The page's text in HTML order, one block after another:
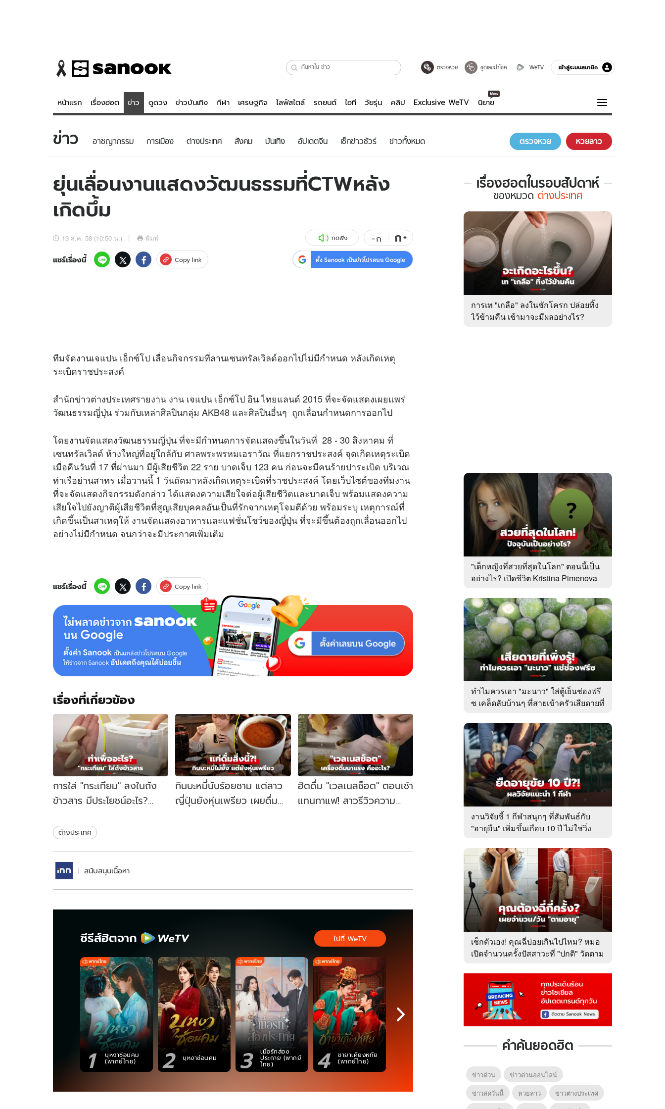
ตรวจหวย ขูดเลขนำโชค WeTV เข้าสู่ระบบสมาชิก
หน้าแรก เรื่องฮอต ข่าว ดูดวง ข่าวบันเทิง กีฬา เศรษฐกิจ ไลฟ์สไตล์ รถยนต์ ไอที วัยรุ่น คลิป Exclusive WeTV นิยาย
ข่าว
ข่าวบันเทิง
ข่าวกีฬา
ข่าวเศรษฐกิจ
อัปเดตจีน
เช็กข่าวชัวร์
ดูดวง - ตรวจหวย
สถิติหวยไทย
ไลฟ์สไตล์
ผู้ชาย
วัยรุ่น
สุขภาพ
เที่ยว-กิน
Tasteful Thailand
บันเทิงครบรส
ดูทีวี
WeTV
Exclusive WeTV
ความรู้รอบตัว
ฮาวทู
สงวนลิขสิทธิ์ © 2569 บริษัท อิมเมจ ฟิวเจอร์ (ประเทศไทย) จำกัด
ข่าว อาชญากรรม การเมือง ต่างประเทศ สังคม บันเทิง อัปเดตจีน เช็กข่าวชัวร์ ข่าวทั้งหมด ตรวจหวย หวยลาว
ยุ่นเลื่อนงานแสดงวัฒนธรรมที่CTWหลัง
เกิดบึ้ม
19 ส.ค. 58 (10:50 น.) พิมพ์ กดฟัง -ก ก+
แชร์เรื่องนี้ Copy link ตั้ง Sanook เป็นข่าวโปรดบน Google
ทีมจัดงานเจแปน เอ็กซ์โป เลื่อนกิจกรรมที่ลานเซนทรัลเวิลด์ออกไปไม่มีกำหนด หลังเกิดเหตุ
ระเบิดราชประสงค์
สำนักข่าวต่างประเทศรายงาน งาน เจแปน เอ็กซ์โป อิน ไทยแลนด์ 2015 ที่จะจัดแสดงเผยแพร่
วัฒนธรรมญี่ปุ่น ร่วมกับเหล่าศิลปินกลุ่ม AKB48 และศิลปินอื่นๆ ถูกเลื่อนกำหนดการออกไป
โดยงานจัดแสดงวัฒนธรรมญี่ปุ่น ที่จะมีกำหนดการจัดแสดงขึ้นในวันที่ 28 - 30 สิงหาคม ที่
เซนทรัลเวิลด์ ห้างใหญ่ที่อยู่ใกล้กับ ศาลพระพรหมเอราวัณ ที่แยกราชประสงค์ จุดเกิดเหตุระเบิด
เมื่อคืนวันที่ 17 ที่ผ่านมา มีผู้เสียชีวิต 22 ราย บาดเจ็บ 123 คน ก่อนจะมีคนร้ายปาระเบิด บริเวณ
ท่าเรือย่านสาทร เมื่อวานนี้ 1 วันถัดมาหลังเกิดเหตุระเบิดที่ราชประสงค์ โดยเว็บไซต์ของทีมงาน
ที่จะจัดแสดงกิจกรรมดังกล่าว ได้แสดงความเสียใจต่อผู้เสียชีวิตและบาดเจ็บ พร้อมแสดงความ
เสียใจไปยังญาติผู้เสียชีวิตที่สูญเสียบุคคลอันเป็นที่รักจากเหตุโจมตีด้วย พร้อมระบุ เหตุการณ์ที่
เกิดขึ้นเป็นสาเหตุให้ งานจัดแสดงอาหารและแฟชั่นโชว์ของญี่ปุ่น ที่จะมีขึ้นต้องถูกเลื่อนออกไป
อย่างไม่มีกำหนด จนกว่าจะมีประกาศเพิ่มเติม
แชร์เรื่องนี้ Copy link
เรื่องที่เกี่ยวข้อง
การใส่ "กระเทียม" ลงในถัง
ข้าวสาร มีประโยชน์อะไร?
ทำ!
กินบะหมี่นับร้อยชาม แต่สาว
ญี่ปุ่นยังหุ่นเพรียว เผยดื่ม
ฮิตดื่ม "เวลเนสช็อต" ตอนเช้า
แทนกาแฟ! สาวรีวิวความ
ต่างประเทศ
สนับสนุนเนื้อหา
ซีรีส์ฮิตจาก
1 บุหงาซ่อนคม
(พากย์ไทย) 2 บุหงาซ่อนคม 3 เมื่อรักส่อง
ประกาย (พากย์
ไทย) 4 ชายาเคียงหทัย
(พากย์ไทย) 5 6 หากวินาทีนั้นไม่ 7
ไปที่ WeTV
เรื่องฮอตในรอบสัปดาห์
เรื่อง
ใน
รอบ
สัปดาห์
ของ
ต่าง
ประเทศ
ของหมวด ต่างประเทศ
การเท "เกลือ" ลงในชักโครก ปล่อยทิ้ง
ไว้ข้ามคืน เช้ามาจะมีผลอย่างไร?
"เด็กหญิงที่สวยที่สุดในโลก" ตอนนี้เป็น
อย่างไร? เปิดชีวิต Kristina Pimenova
ทำไมควรเอา "มะนาว" ใส่ตู้เย็นช่องฟรี
ซ เคล็ดลับบ้านๆ ที่สายเข้าครัวเสียดายที่
งานวิจัยชี้ 1 กีฬาสนุกๆ ที่สัมพันธ์กับ
"อายุยืน" เพิ่มขึ้นเกือบ 10 ปี ไม่ใช่วิ่ง
เช็กตัวเอง! คุณฉี่บ่อยเกินไปไหม? หมอ
เปิดจำนวนครั้งปัสสาวะที่ "ปกติ" วัดตาม
คำค้นยอดฮิต
ข่าวด่วน
ข่าวด่วนออนไลน์
ข่าวสดวันนี้
หวยลาว
ข่าวต่างประเทศ